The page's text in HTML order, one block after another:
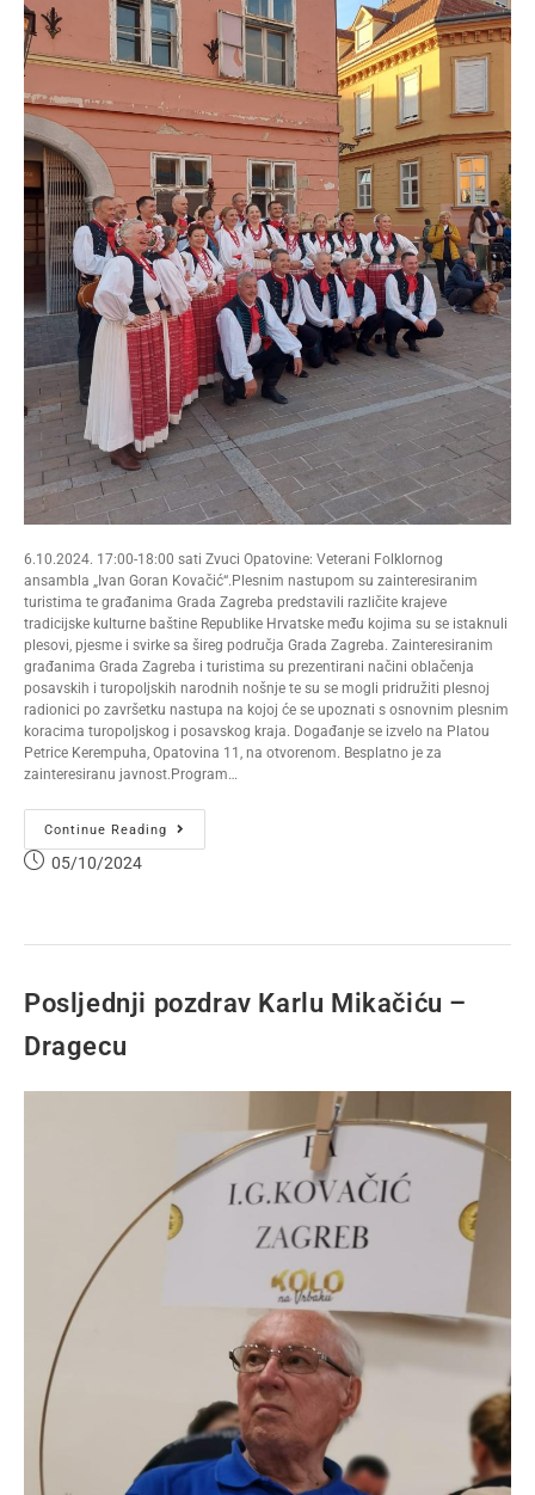
6.10.2024. 17:00-18:00 sati Zvuci Opatovine: Veterani Folklornog
ansambla „Ivan Goran Kovačić“.Plesnim nastupom su zainteresiranim
turistima te građanima Grada Zagreba predstavili različite krajeve
tradicijske kulturne baštine Republike Hrvatske među kojima su se istaknuli
plesovi, pjesme i svirke sa šireg područja Grada Zagreba. Zainteresiranim
građanima Grada Zagreba i turistima su prezentirani načini oblačenja
posavskih i turopoljskih narodnih nošnje te su se mogli pridružiti plesnoj
radionici po završetku nastupa na kojoj će se upoznati s osnovnim plesnim
koracima turopoljskog i posavskog kraja. Događanje se izvelo na Platou
Petrice Kerempuha, Opatovina 11, na otvorenom. Besplatno je za
zainteresiranu javnost.Program…
Continue Reading
05/10/2024
Posljednji pozdrav Karlu Mikačiću –
Dragecu